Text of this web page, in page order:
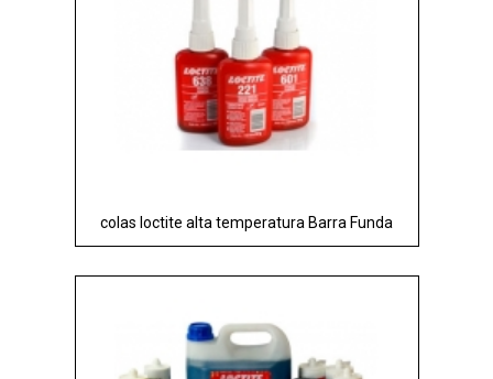
colas loctite alta temperatura Barra Funda